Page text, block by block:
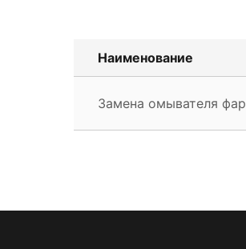
Наименование
Замена омывателя фар